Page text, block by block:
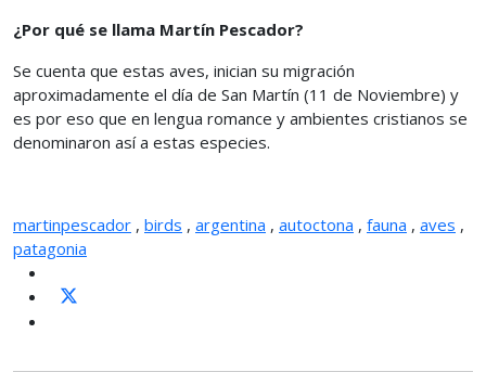
¿Por qué se llama Martín Pescador?
Se cuenta que estas aves, inician su migración
aproximadamente el día de San Martín (11 de Noviembre) y
es por eso que en lengua romance y ambientes cristianos se
denominaron así a estas especies.
martinpescador , birds , argentina , autoctona , fauna , aves ,
patagonia